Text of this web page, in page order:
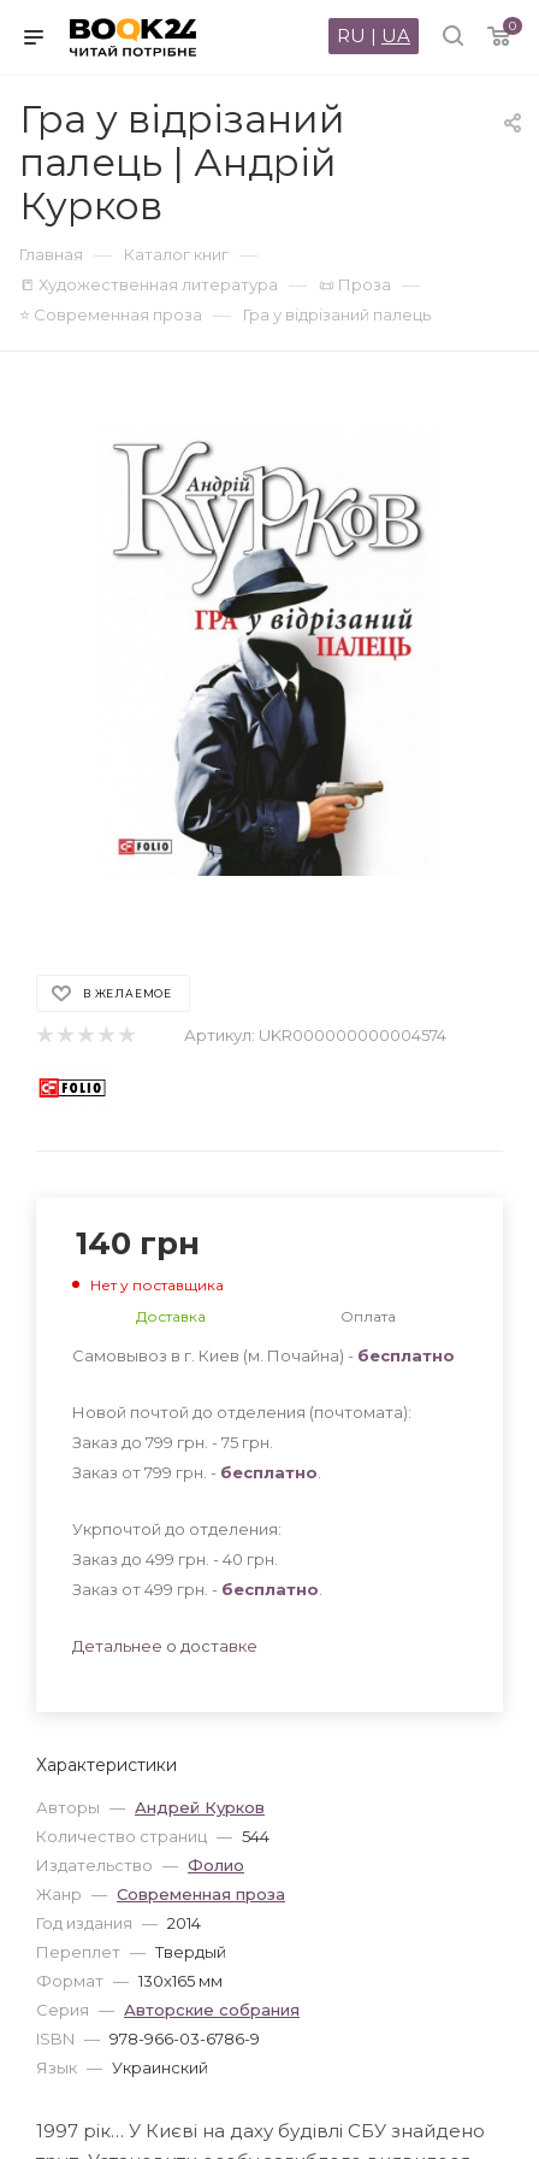
0
RU | UA
Гра у вiдрiзаний
палець | Андрій
Курков
Главная — Каталог книг —
📒 Художественная литература — 📜 Проза —
⭐ Современная проза — Гра у вiдрiзаний палець
В ЖЕЛАЕМОЕ
Артикул: UKR000000000004574
Характеристики
Авторы — Андрей Курков
Количество страниц — 544
Издательство — Фолио
Жанр — Современная проза
Год издания — 2014
Переплет — Твердый
Формат — 130x165 мм
Серия — Авторские собрания
ISBN — 978-966-03-6786-9
Язык — Украинский
140 грн
Нет у поставщика
Доставка
Оплата
Самовывоз в г. Киев (м. Почайна) - бесплатно
Новой почтой до отделения (почтомата):
Заказ до 799 грн. - 75 грн
Заказ от 799 грн. - бесплатно
Укрпочтой до отделения:
Заказ до 499 грн. - 40 грн
Заказ от 499 грн. - бесплатно
Детальнее о доставке
1997 рік… У Києві на даху будівлі СБУ знайдено